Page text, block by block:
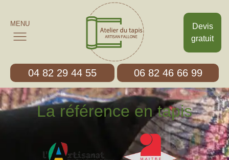
Devis
gratuit
MENU
04 82 29 44 55 06 82 46 66 99
La référence en tapis